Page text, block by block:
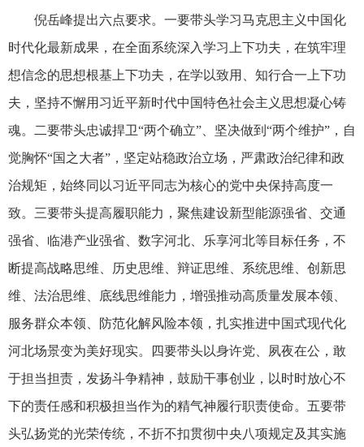
倪岳峰提出六点要求。一要带头学习马克思主义中国化
时代化最新成果，在全面系统深入学习上下功夫，在筑牢理
想信念的思想根基上下功夫，在学以致用、知行合一上下功
夫，坚持不懈用习近平新时代中国特色社会主义思想凝心铸
魂。二要带头忠诚捍卫“两个确立”、坚决做到“两个维护”，自
觉胸怀“国之大者”，坚定站稳政治立场，严肃政治纪律和政
治规矩，始终同以习近平同志为核心的党中央保持高度一
致。三要带头提高履职能力，聚焦建设新型能源强省、交通
强省、临港产业强省、数字河北、乐享河北等目标任务，不
断提高战略思维、历史思维、辩证思维、系统思维、创新思
维、法治思维、底线思维能力，增强推动高质量发展本领、
服务群众本领、防范化解风险本领，扎实推进中国式现代化
河北场景变为美好现实。四要带头以身许党、夙夜在公，敢
于担当担责，发扬斗争精神，鼓励干事创业，以时时放心不
下的责任感和积极担当作为的精气神履行职责使命。五要带
头弘扬党的光荣传统，不折不扣贯彻中央八项规定及其实施